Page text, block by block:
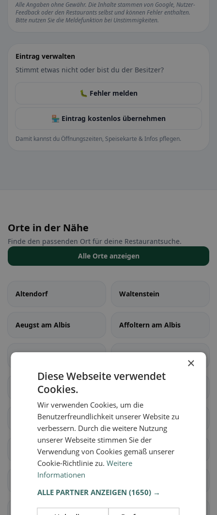
Alle Angaben ohne Gewähr. Die Inhalte stammen von Google, Nutzer-
Feedback oder den Restaurants selbst und können Fehler enthalten.
Bitte nutzen Sie die Meldefunktion bei Unstimmigkeiten.
Eintrag verwalten
Stimmt etwas nicht oder bist du der Besitzer?
🐛 Fehler melden
🏪 Eintrag kostenlos übernehmen
Damit kannst du Öffnungszeiten, Speisekarte & Infos pflegen.
Orte in der Nähe
Finde den passenden Ort für deine Restaurantsuche.
Alle Orte anzeigen
Altendorf Waltenstein
Aeugst am Albis Affoltern am Albis
Hedingen
Knonau Maschwanden
Mettmenstetten Obfelden
Rifferswil
Wettswil am Albis Benken ZH
×
Diese Webseite verwendet
Cookies.
Wir verwenden Cookies, um die
Benutzerfreundlichkeit unserer Website zu
verbessern. Durch die weitere Nutzung
unserer Webseite stimmen Sie der
Verwendung von Cookies gemäß unserer
Cookie-Richtlinie zu.Weitere
Informationen
ALLE PARTNER ANZEIGEN(1650) →